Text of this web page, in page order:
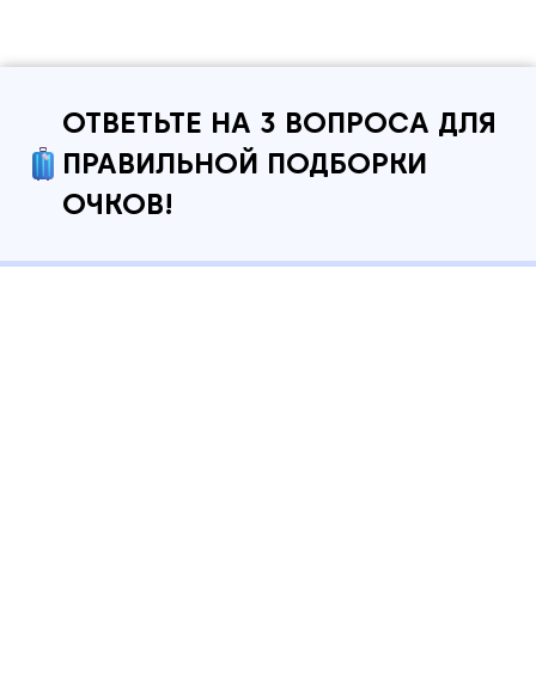
ОТВЕТЬТЕ НА 3 ВОПРОСА ДЛЯ
ПРАВИЛЬНОЙ ПОДБОРКИ
ОЧКОВ!